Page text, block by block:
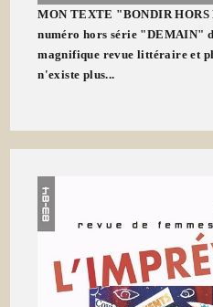
MON TEXTE "BONDIR HORS
numéro hors série "DEMAIN"
magnifique revue littéraire et
n'existe plus...